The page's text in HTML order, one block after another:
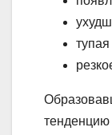
тенденцию